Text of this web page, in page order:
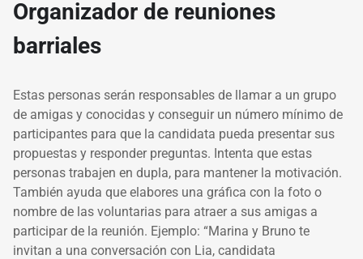
Organizador de reuniones
barriales
Estas personas serán responsables de llamar a un grupo
de amigas y conocidas y conseguir un número mínimo de
participantes para que la candidata pueda presentar sus
propuestas y responder preguntas. Intenta que estas
personas trabajen en dupla, para mantener la motivación.
También ayuda que elabores una gráfica con la foto o
nombre de las voluntarias para atraer a sus amigas a
participar de la reunión. Ejemplo: “Marina y Bruno te
invitan a una conversación con Lia, candidata